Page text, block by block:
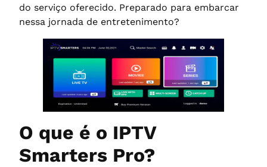
do serviço oferecido. Preparado para embarcar
nessa jornada de entretenimento?
O que é o IPTV
Smarters Pro?